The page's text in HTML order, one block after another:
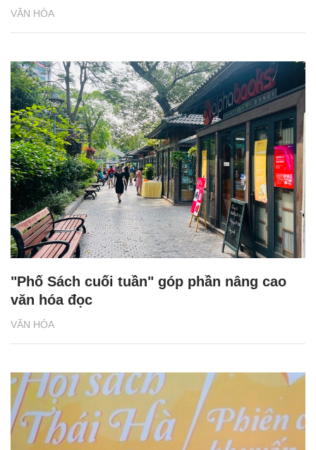
VĂN HÓA
VĂN HÓA
"Phố Sách cuối tuần" góp phần nâng cao
văn hóa đọc